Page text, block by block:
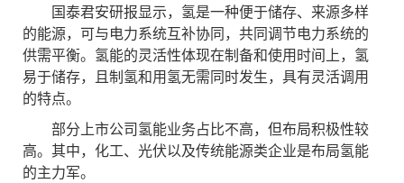
国泰君安研报显示，氢是一种便于储存、来源多样
的能源，可与电力系统互补协同，共同调节电力系统的
供需平衡。氢能的灵活性体现在制备和使用时间上，氢
易于储存，且制氢和用氢无需同时发生，具有灵活调用
的特点。
部分上市公司氢能业务占比不高，但布局积极性较
高。其中，化工、光伏以及传统能源类企业是布局氢能
的主力军。